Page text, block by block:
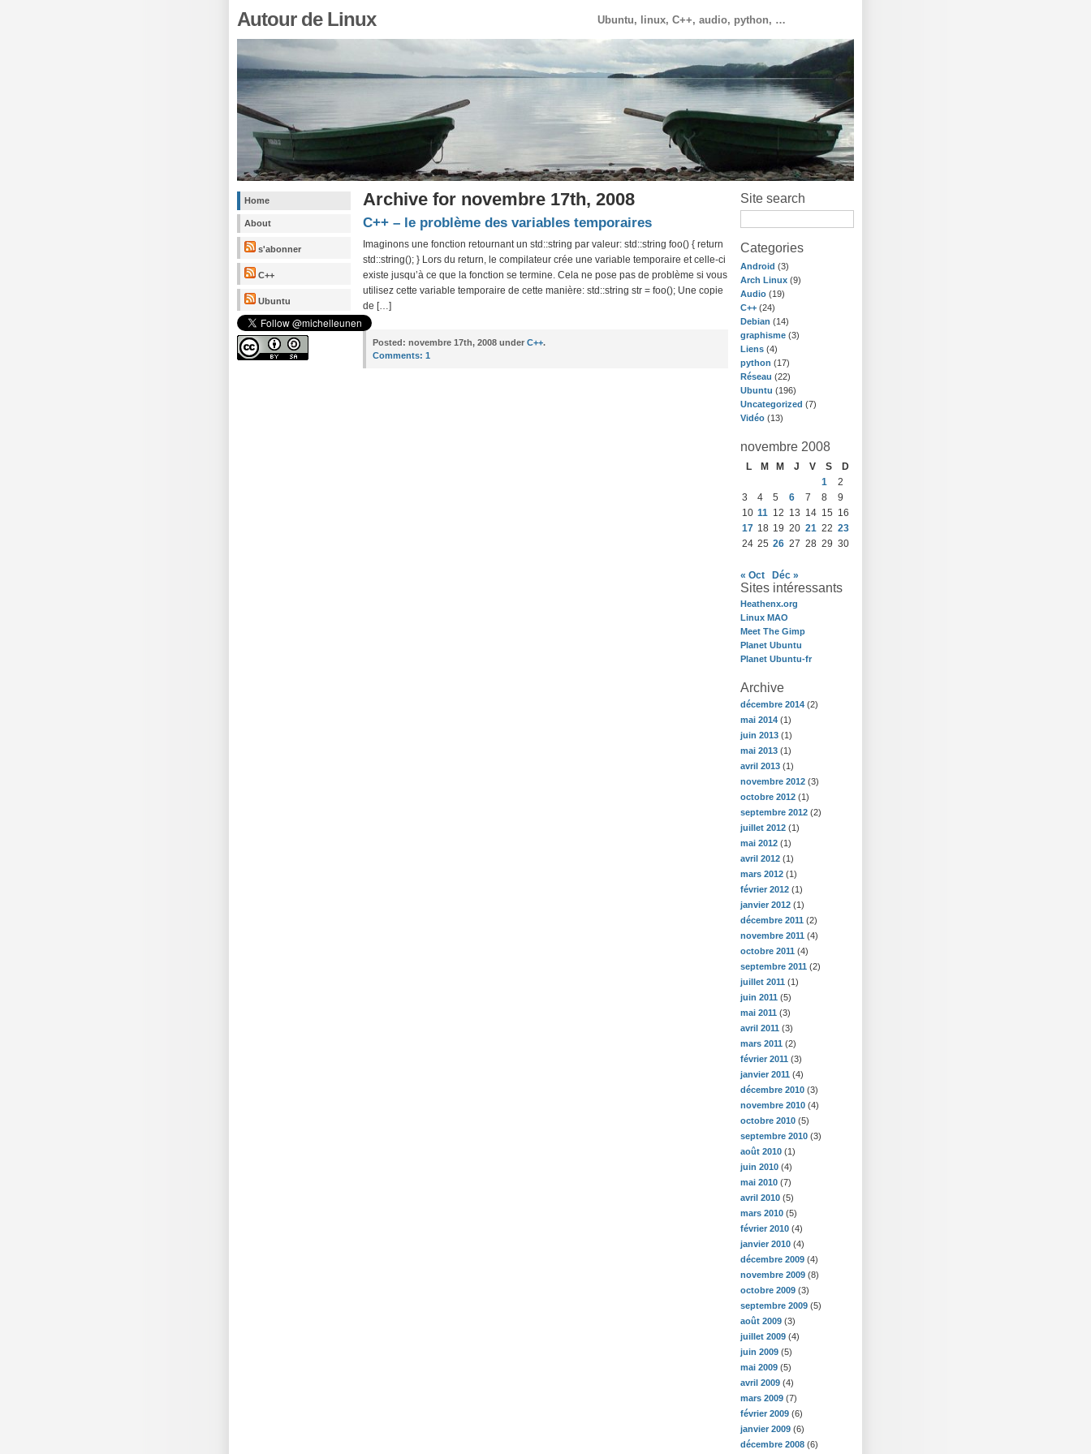
Autour de Linux Ubuntu, linux, C++, audio, python, …
Home
About
s'abonner
C++
Ubuntu
Site search
Categories
Android (3)
Arch Linux (9)
Audio (19)
C++ (24)
Debian (14)
graphisme (3)
Liens (4)
python (17)
Réseau (22)
Ubuntu (196)
Uncategorized (7)
Vidéo (13)
novembre 2008
L M M J V S
D
1
2
3
4 5 6 7 8
9
10 11 12 13 14 15 16
17 18 19 20 21 22 23
24 25 26 27 28 29 30
« Oct Déc »
Sites intéressants
Heathenx.org
Linux MAO
Meet The Gimp
Planet Ubuntu
Planet Ubuntu-fr
Archive
décembre 2014 (2)
mai 2014 (1)
juin 2013 (1)
mai 2013 (1)
avril 2013 (1)
novembre 2012 (3)
octobre 2012 (1)
septembre 2012 (2)
juillet 2012 (1)
mai 2012 (1)
avril 2012 (1)
mars 2012 (1)
février 2012 (1)
janvier 2012 (1)
décembre 2011 (2)
novembre 2011 (4)
octobre 2011 (4)
septembre 2011 (2)
juillet 2011 (1)
juin 2011 (5)
mai 2011 (3)
avril 2011 (3)
mars 2011 (2)
février 2011 (3)
janvier 2011 (4)
décembre 2010 (3)
novembre 2010 (4)
octobre 2010 (5)
septembre 2010 (3)
août 2010 (1)
juin 2010 (4)
mai 2010 (7)
avril 2010 (5)
mars 2010 (5)
février 2010 (4)
janvier 2010 (4)
décembre 2009 (4)
novembre 2009 (8)
octobre 2009 (3)
septembre 2009 (5)
août 2009 (3)
juillet 2009 (4)
juin 2009 (5)
mai 2009 (5)
avril 2009 (4)
mars 2009 (7)
février 2009 (6)
janvier 2009 (6)
décembre 2008 (6)
Archive for novembre 17th, 2008
C++ – le problème des variables temporaires
Imaginons une fonction retournant un std::string par valeur: std::string foo() { return
std::string(); } Lors du return, le compilateur crée une variable temporaire et celle-ci
existe jusqu’à ce que la fonction se termine. Cela ne pose pas de problème si vous
utilisez cette variable temporaire de cette manière: std::string str = foo(); Une copie
de […]
Posted: novembre 17th, 2008 under C++.
Comments: 1